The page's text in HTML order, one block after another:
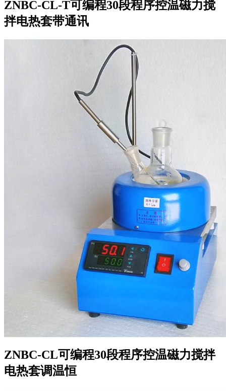
ZNBC-CL-T可编程30段程序控温磁力搅
拌电热套带通讯
ZNBC-CL可编程30段程序控温磁力搅拌
电热套调温恒